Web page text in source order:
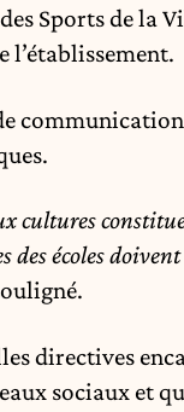
Sports de la
l’établissement.
cultures
écoles
directives
sociaux et